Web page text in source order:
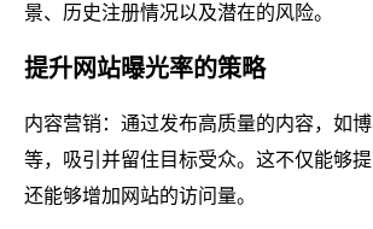
景、历史注册情况以及潜在的风险。
提升网站曝光率的策略
内容营销：通过发布高质量的内容，如
等，吸引并留住目标受众。这不仅能够提
还能够增加网站的访问量。